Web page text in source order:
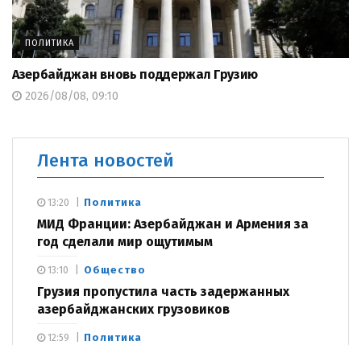
ПОЛИТИКА
Азербайджан вновь поддержал Грузию
2026/08/08, 09:10
Лента новостей
Политика
МИД Франции: Азербайджан и Армения за
год сделали мир ощутимым
13:20
Общество
Грузия пропустила часть задержанных
азербайджанских грузовиков
13:10
Политика
12:59